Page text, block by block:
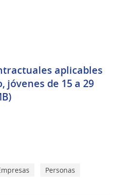
aplicables
jóvenes de 15 a 29
Personas